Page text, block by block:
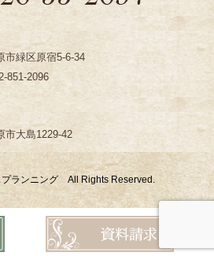
緑区原宿5-6-34
851-2096
大島1229-42
ランニング All Rights Reserved.